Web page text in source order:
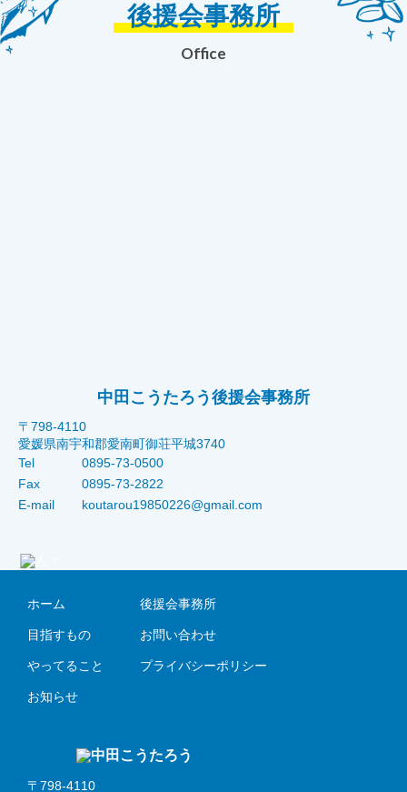
後援会事務所
Office
中田こうたろう後援会事務所
〒798-4110
愛媛県南宇和郡愛南町御荘平城3740
Tel
0895-73-0500
Fax
0895-73-2822
E-mail
koutarou19850226@gmail.com
ホーム
目指すもの
やってること
お知らせ
後援会事務所
お問い合わせ
プライバシーポリシー
〒798-4110